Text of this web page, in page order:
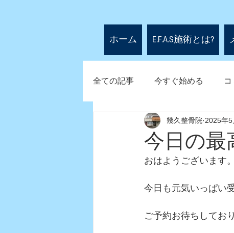
ホーム E.F.A.S施術とは?
全ての記事 今すぐ始める コ
今日の最
幾久整骨院 2025年5
おはようございます。
今日も元気いっぱい
ご予約お待ちしてお